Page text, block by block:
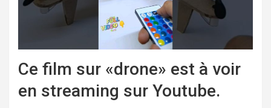
Ce film sur «drone» est à voir
en streaming sur Youtube.